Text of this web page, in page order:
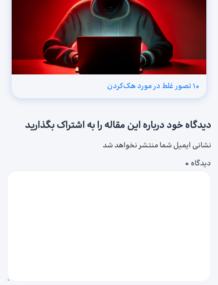
۱۰ تصور غلط در مورد هک‌کردن
دیدگاه خود درباره این مقاله را به اشتراک بگذارید
نشانی ایمیل شما منتشر نخواهد شد
دیدگاه *